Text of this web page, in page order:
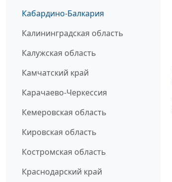
Кабардино-Балкария
Калининградская область
Калужская область
Камчатский край
Карачаево-Черкессия
Кемеровская область
Кировская область
Костромская область
Краснодарский край